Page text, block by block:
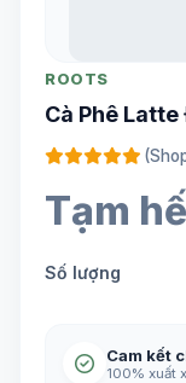
ROOTS
Cà Phê
Tạm
Số lượng
Cam kết
100% xuất